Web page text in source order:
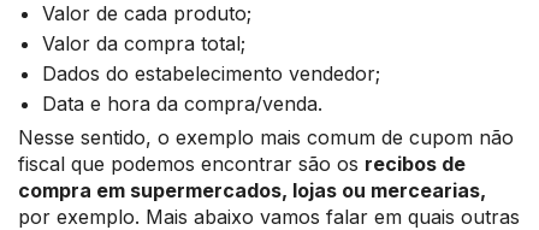
Valor de cada produto;
Valor da compra total;
Dados do estabelecimento vendedor;
Data e hora da compra/venda.
Nesse sentido, o exemplo mais comum de cupom não
fiscal que podemos encontrar são os recibos de
compra em supermercados, lojas ou mercearias,
por exemplo. Mais abaixo vamos falar em quais outras